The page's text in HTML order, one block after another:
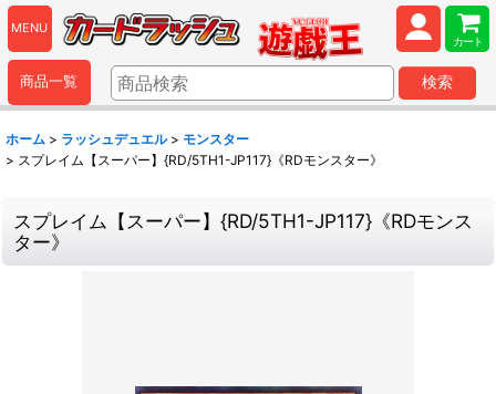
MENU
カート
商品一覧 検索
ホーム > ラッシュデュエル > モンスター
> スプレイム【スーパー】{RD/5TH1-JP117}《RDモンスター》
スプレイム【スーパー】{RD/5TH1-JP117}《RDモンス
ター》